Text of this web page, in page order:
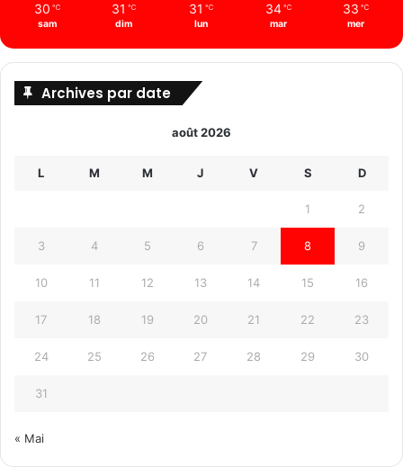
30 ℃
sam
31 ℃
dim
31 ℃
lun
34 ℃
mar
33 ℃
mer
Archives par date
août 2026
L M M J V S D
1 2
3 4 5 6 7 8 9
10 11 12 13 14 15 16
17 18 19 20 21 22 23
24 25 26 27 28 29 30
31
« Mai